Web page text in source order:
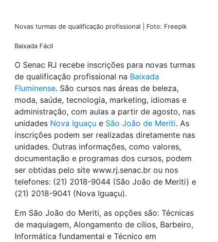
Novas turmas de qualificação profissional | Foto: Freepik
Baixada Fácil
O Senac RJ recebe inscrições para novas turmas
de qualificação profissional na Baixada
Fluminense. São cursos nas áreas de beleza,
moda, saúde, tecnologia, marketing, idiomas e
administração, com aulas a partir de agosto, nas
unidades Nova Iguaçu e São João de Meriti. As
inscrições podem ser realizadas diretamente nas
unidades. Outras informações, como valores,
documentação e programas dos cursos, podem
ser obtidas pelo site www.rj.senac.br ou nos
telefones: (21) 2018-9044 (São João de Meriti) e
(21) 2018-9041 (Nova Iguaçu).
Em São João do Meriti, as opções são: Técnicas
de maquiagem, Alongamento de cílios, Barbeiro,
Informática fundamental e Técnico em